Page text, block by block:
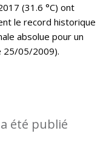
(31.6 °C) ont
le record historique
absolue pour un
25/05/2009).
été publié